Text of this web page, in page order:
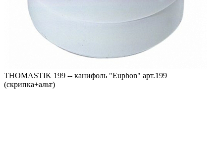
THOMASTIK 199 -- канифоль "Еuphon" арт.199
(скрипка+альт)